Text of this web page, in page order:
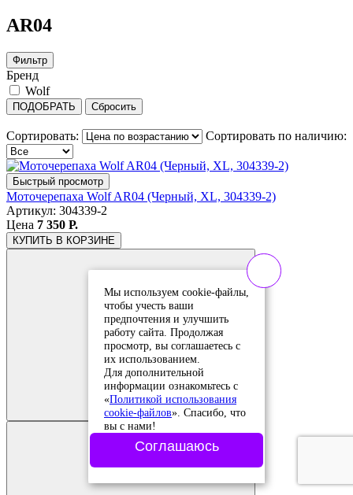
AR04
Фильтр
Бренд
Wolf
ПОДОБРАТЬ Сбросить
Сортировать: Сортировать по наличию:
Быстрый просмотр
Моточерепаха Wolf AR04 (Черный, XL, 304339-2)
Артикул: 304339-2
Цена 7 350 Р.
КУПИТЬ В КОРЗИНЕ
Добавить в
сравнение
Добавлено в
сравнение
Мы используем cookie-файлы,
чтобы учесть ваши
предпочтения и улучшить
работу сайта. Продолжая
просмотр, вы соглашаетесь с
их использованием.
Для дополнительной
информации ознакомьтесь с
«Политикой использования
cookie-файлов». Спасибо, что
вы с нами!
Соглашаюсь